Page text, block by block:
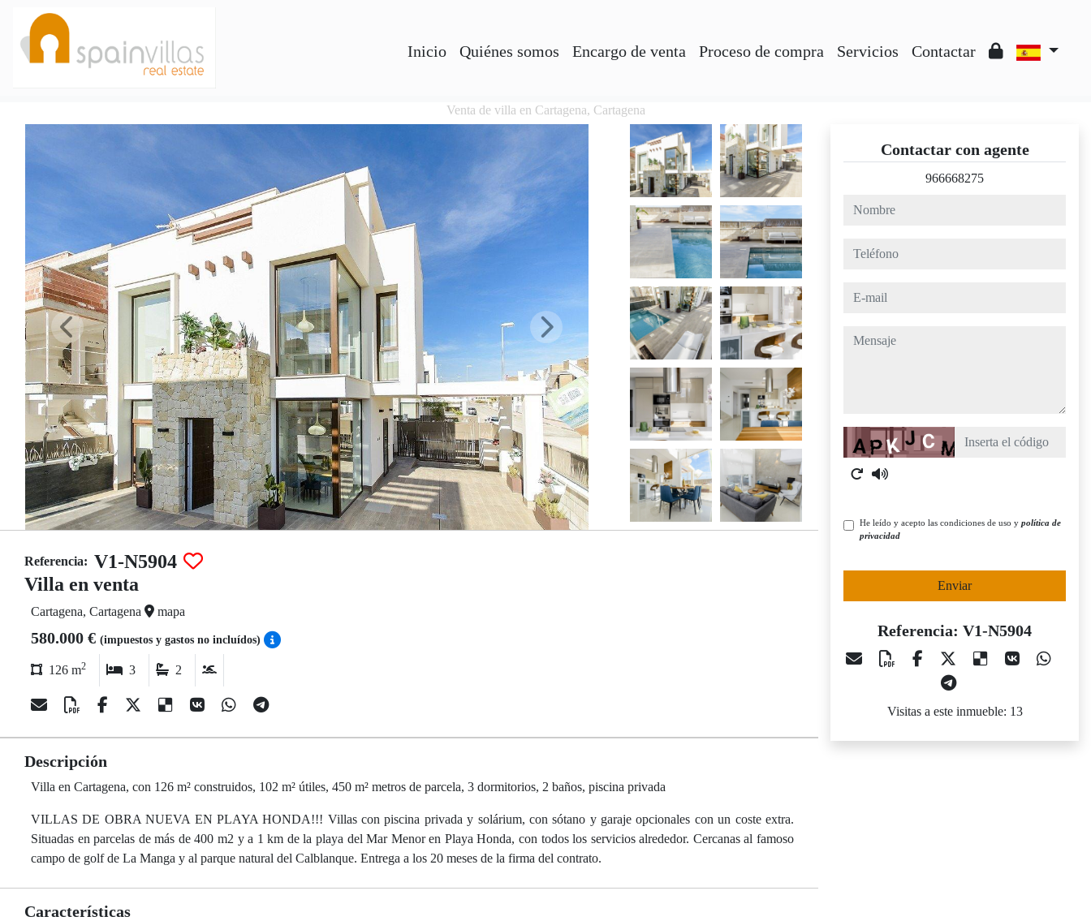
Inicio Quiénes somos Encargo de venta Proceso de compra Servicios Contactar
Venta de villa en Cartagena, Cartagena
Referencia: V1-N5904
Villa en venta
Cartagena, Cartagena mapa
580.000 € (impuestos y gastos no incluídos)
126 m2 3 2
Descripción
Villa en Cartagena, con 126 m² construidos, 102 m² útiles, 450 m² metros de parcela, 3 dormitorios, 2 baños, piscina privada
VILLAS DE OBRA NUEVA EN PLAYA HONDA!!! Villas con piscina privada y solárium, con sótano y garaje opcionales con un coste extra.
Situadas en parcelas de más de 400 m2 y a 1 km de la playa del Mar Menor en Playa Honda, con todos los servicios alrededor. Cercanas al famoso
campo de golf de La Manga y al parque natural del Calblanque. Entrega a los 20 meses de la firma del contrato.
Características
Contactar con agente
966668275
nombre
teléfono
e-mail
mensaje
Captcha
He leído y acepto las condiciones de uso y política de
privacidad
Enviar
Referencia: V1-N5904
Visitas a este inmueble: 13